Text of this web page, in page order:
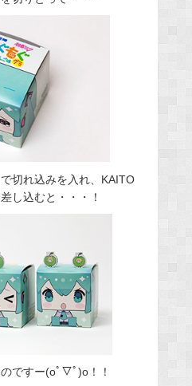
切れ込みを入れ、KAITO
し込むと・・・！
ですー(oﾟ▽ﾟ)o！！